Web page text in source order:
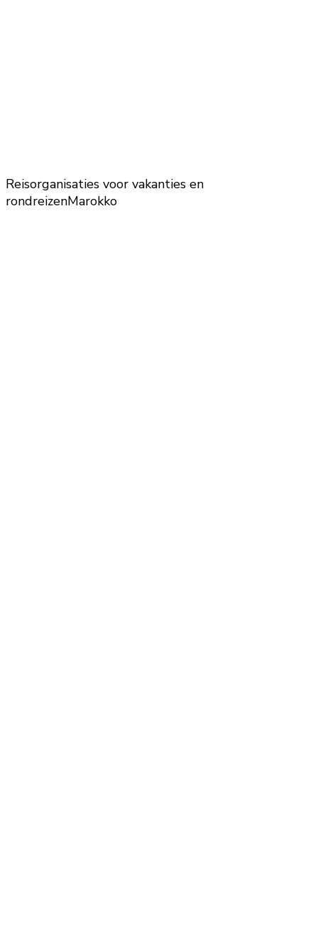
Reisorganisaties voor vakanties en
rondreizenMarokko